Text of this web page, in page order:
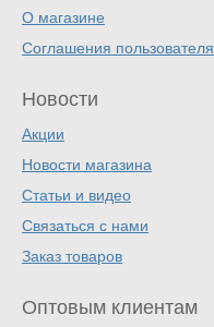
О магазине
Соглашения пользователя
Новости
Акции
Новости магазина
Статьи и видео
Связаться с нами
Заказ товаров
Оптовым клиентам